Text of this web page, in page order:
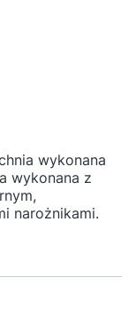
wykonana
wykonana z
narożnikami.